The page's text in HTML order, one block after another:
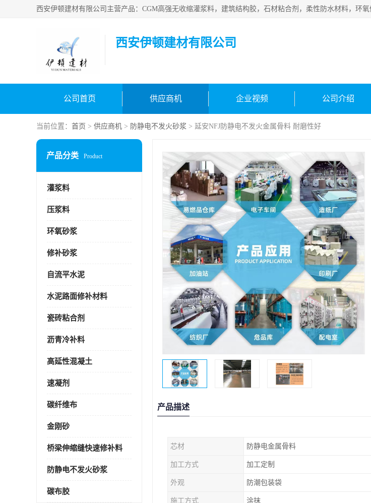
西安伊顿建材有限公司
公司首页 供应商机 企业视频 公司介绍
当前位置： 首页 > 供应商机 > 防静电不发火砂浆 > 延安NFJ防静电不发火金属骨料 耐磨性好
产品分类 Product
灌浆料
压浆料
环氧砂浆
修补砂浆
自流平水泥
水泥路面修补材料
瓷砖粘合剂
沥青冷补料
高延性混凝土
速凝剂
碳纤维布
金刚砂
桥梁伸缩缝快速修补料
防静电不发火砂浆
碳布胶
产品描述
芯材 防静电金属骨料
加工方式 加工定制
外观 防潮包装袋
施工方式 涂抹